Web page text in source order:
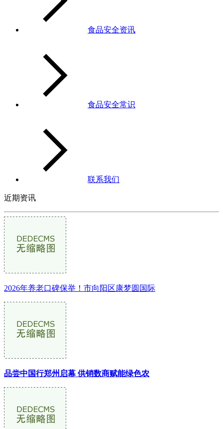
食品安全资讯
食品安全常识
联系我们
近期资讯
2026年养老口碑保举！市向阳区康梦圆国际
品尝中国行郑州启幕 供销数商赋能绿色农